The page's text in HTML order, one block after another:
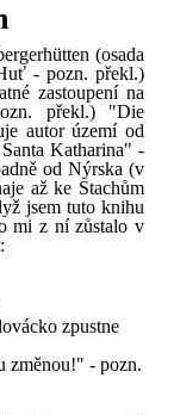
(osada
- pozn. překl.)
zastoupení na
překl.) "Die
autor území od
Katharina" -
od Nýrska (v
až ke Stachům
jsem tuto knihu
mi z ní zůstalo v
zpustne
změnou!" - pozn.